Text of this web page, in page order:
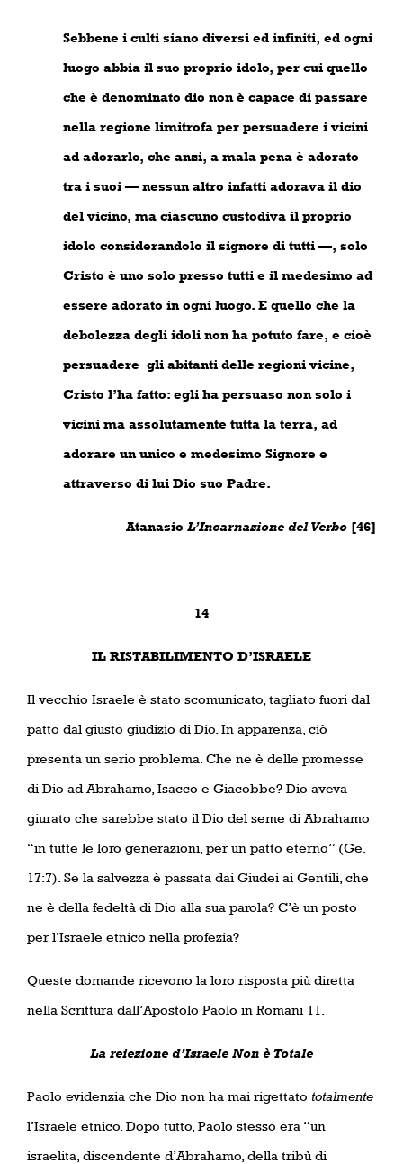
Sebbene i culti siano diversi ed infiniti, ed ogni
luogo abbia il suo proprio idolo, per cui quello
che è denominato dio non è capace di passare
nella regione limitrofa per persuadere i vicini
ad adorarlo, che anzi, a mala pena è adorato
tra i suoi — nessun altro infatti adorava il dio
del vicino, ma ciascuno custodiva il proprio
idolo considerandolo il signore di tutti —, solo
Cristo è uno solo presso tutti e il medesimo ad
essere adorato in ogni luogo. E quello che la
debolezza degli idoli non ha potuto fare, e cioè
persuadere gli abitanti delle regioni vicine,
Cristo l’ha fatto: egli ha persuaso non solo i
vicini ma assolutamente tutta la terra, ad
adorare un unico e medesimo Signore e
attraverso di lui Dio suo Padre.
Atanasio L’Incarnazione del Verbo [46]
14
IL RISTABILIMENTO D’ISRAELE
Il vecchio Israele è stato scomunicato, tagliato fuori dal
patto dal giusto giudizio di Dio. In apparenza, ciò
presenta un serio problema. Che ne è delle promesse
di Dio ad Abrahamo, Isacco e Giacobbe? Dio aveva
giurato che sarebbe stato il Dio del seme di Abrahamo
“in tutte le loro generazioni, per un patto eterno” (Ge.
17:7). Se la salvezza è passata dai Giudei ai Gentili, che
ne è della fedeltà di Dio alla sua parola? C’è un posto
per l’Israele etnico nella profezia?
Queste domande ricevono la loro risposta più diretta
nella Scrittura dall’Apostolo Paolo in Romani 11.
La reiezione d’Israele Non è Totale
Paolo evidenzia che Dio non ha mai rigettato totalmente
l’Israele etnico. Dopo tutto, Paolo stesso era “un
israelita, discendente d’Abrahamo, della tribù di